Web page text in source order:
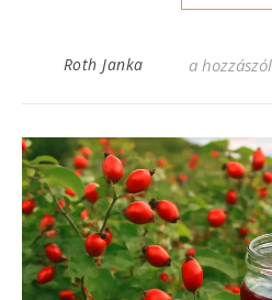
Roth Janka Banánlevél
a